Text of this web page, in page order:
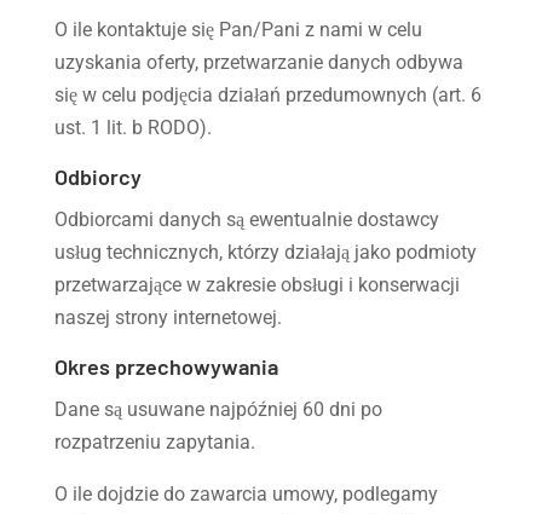
O ile kontaktuje się Pan/Pani z nami w celu
uzyskania oferty, przetwarzanie danych odbywa
się w celu podjęcia działań przedumownych (art. 6
ust. 1 lit. b RODO).
Odbiorcy
Odbiorcami danych są ewentualnie dostawcy
usług technicznych, którzy działają jako podmioty
przetwarzające w zakresie obsługi i konserwacji
naszej strony internetowej.
Okres przechowywania
Dane są usuwane najpóźniej 60 dni po
rozpatrzeniu zapytania.
O ile dojdzie do zawarcia umowy, podlegamy